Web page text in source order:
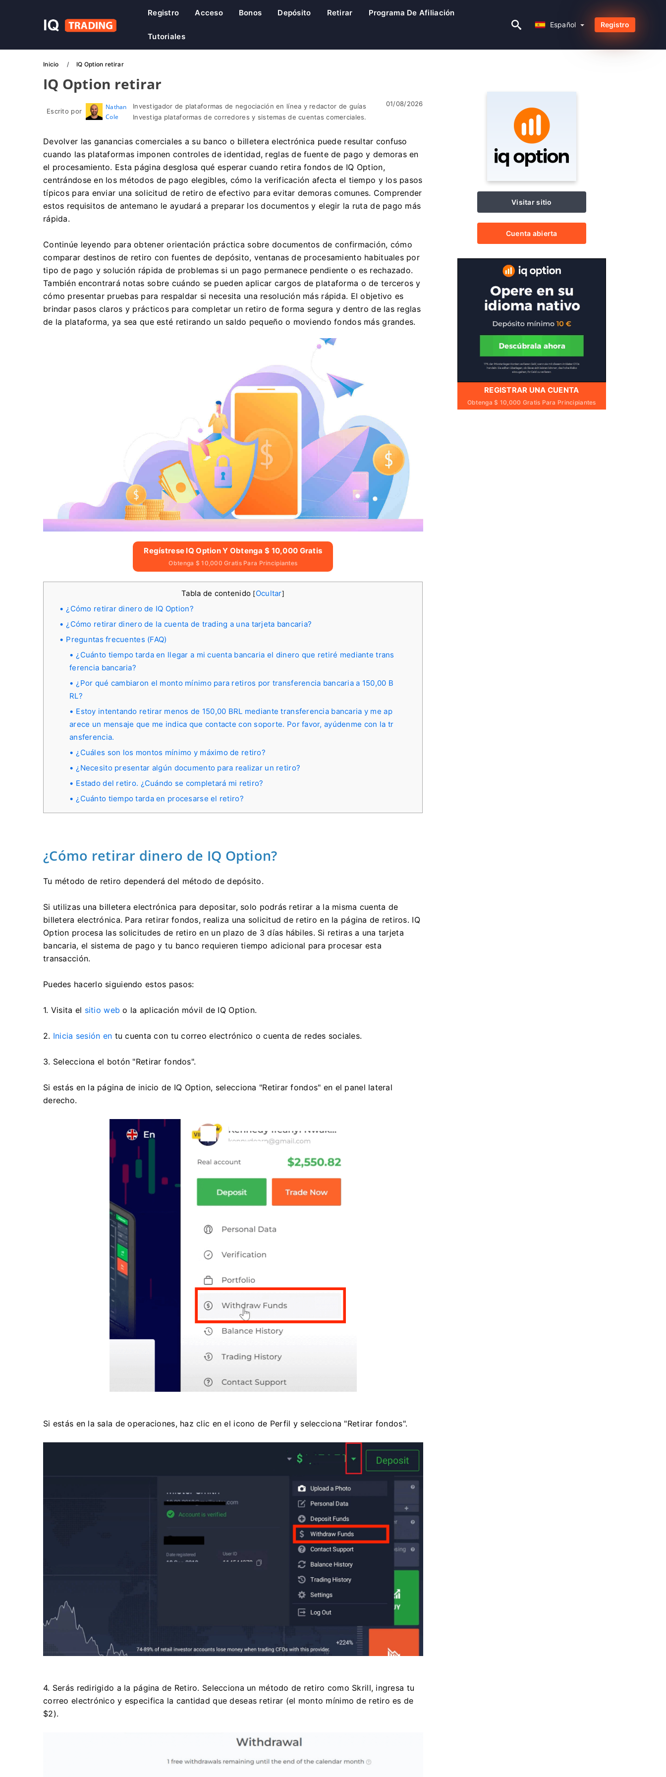
Español
Registro Acceso Bonos Depósito Retirar Programa De Afiliación
Tutoriales
Español Registro
Inicio IQ Option retirar
IQ Option retirar
Escrito por
Nathan
Cole
Investigador de plataformas de negociación en línea y redactor de guías
Investiga plataformas de corredores y sistemas de cuentas comerciales.
01/08/2026
Devolver las ganancias comerciales a su banco o billetera electrónica puede resultar confuso
cuando las plataformas imponen controles de identidad, reglas de fuente de pago y demoras en
el procesamiento. Esta página desglosa qué esperar cuando retira fondos de IQ Option,
centrándose en los métodos de pago elegibles, cómo la verificación afecta el tiempo y los pasos
típicos para enviar una solicitud de retiro de efectivo para evitar demoras comunes. Comprender
estos requisitos de antemano le ayudará a preparar los documentos y elegir la ruta de pago más
rápida.
Continúe leyendo para obtener orientación práctica sobre documentos de confirmación, cómo
comparar destinos de retiro con fuentes de depósito, ventanas de procesamiento habituales por
tipo de pago y solución rápida de problemas si un pago permanece pendiente o es rechazado.
También encontrará notas sobre cuándo se pueden aplicar cargos de plataforma o de terceros y
cómo presentar pruebas para respaldar si necesita una resolución más rápida. El objetivo es
brindar pasos claros y prácticos para completar un retiro de forma segura y dentro de las reglas
de la plataforma, ya sea que esté retirando un saldo pequeño o moviendo fondos más grandes.
Regístrese IQ Option Y Obtenga $ 10,000 Gratis
Obtenga $ 10,000 Gratis Para Principiantes
Tabla de contenido [Ocultar]
¿Cómo retirar dinero de IQ Option?
¿Cómo retirar dinero de la cuenta de trading a una tarjeta bancaria?
Preguntas frecuentes (FAQ)
¿Cuánto tiempo tarda en llegar a mi cuenta bancaria el dinero que retiré mediante trans
ferencia bancaria?
¿Por qué cambiaron el monto mínimo para retiros por transferencia bancaria a 150,00 B
RL?
Estoy intentando retirar menos de 150,00 BRL mediante transferencia bancaria y me ap
arece un mensaje que me indica que contacte con soporte. Por favor, ayúdenme con la tr
ansferencia.
¿Cuáles son los montos mínimo y máximo de retiro?
¿Necesito presentar algún documento para realizar un retiro?
Estado del retiro. ¿Cuándo se completará mi retiro?
¿Cuánto tiempo tarda en procesarse el retiro?
¿Cómo retirar dinero de IQ Option?
Tu método de retiro dependerá del método de depósito.
Si utilizas una billetera electrónica para depositar, solo podrás retirar a la misma cuenta de
billetera electrónica. Para retirar fondos, realiza una solicitud de retiro en la página de retiros. IQ
Option procesa las solicitudes de retiro en un plazo de 3 días hábiles. Si retiras a una tarjeta
bancaria, el sistema de pago y tu banco requieren tiempo adicional para procesar esta
transacción.
Puedes hacerlo siguiendo estos pasos:
1. Visita el sitio web o la aplicación móvil de IQ Option.
2. Inicia sesión en tu cuenta con tu correo electrónico o cuenta de redes sociales.
3. Selecciona el botón "Retirar fondos".
Si estás en la página de inicio de IQ Option, selecciona "Retirar fondos" en el panel lateral
derecho.
Si estás en la sala de operaciones, haz clic en el icono de Perfil y selecciona "Retirar fondos".
4. Serás redirigido a la página de Retiro. Selecciona un método de retiro como Skrill, ingresa tu
correo electrónico y especifica la cantidad que deseas retirar (el monto mínimo de retiro es de
$2).
Visitar sitio
Cuenta abierta
REGISTRAR UNA CUENTA
Obtenga $ 10,000 Gratis Para Principiantes